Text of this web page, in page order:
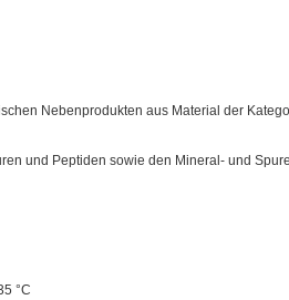
Nebenprodukten aus Material der
und Peptiden sowie den Mineral- und
°C